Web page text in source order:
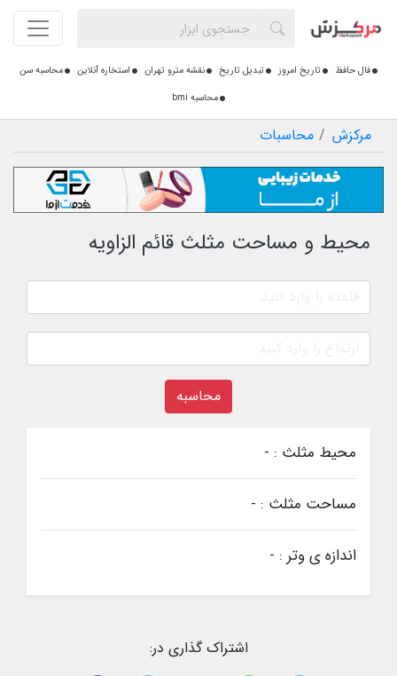
فال حافظ تاریخ امروز تبدیل تاریخ نقشه مترو تهران استخاره آنلاین
محاسبه سن
محاسبه bmi
مرکزش محاسبات
محیط و مساحت مثلث قائم الزاویه
محاسبه
محیط مثلث : -
مساحت مثلث : -
اندازه ی وتر : -
اشتراک گذاری در: